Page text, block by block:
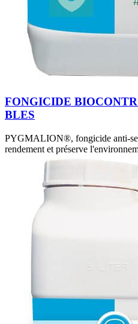
FONGICIDE
BLES
PYGMALION®, fongicide anti-
rendement et préserve